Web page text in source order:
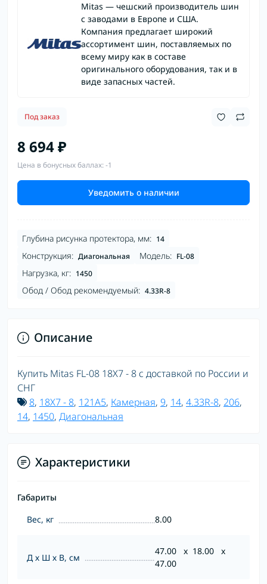
Mitas — чешский производитель шин
с заводами в Европе и США.
Компания предлагает широкий
ассортимент шин, поставляемых по
всему миру как в составе
оригинального оборудования, так и в
виде запасных частей.
Под заказ
8 694 ₽
Цена в бонусных баллах: -1
Уведомить о наличии
Глубина рисунка протектора, мм: 14
Конструкция: Диагональная Модель: FL-08
Нагрузка, кг: 1450
Обод / Обод рекомендуемый: 4.33R-8
Описание
Купить Mitas FL-08 18X7 - 8 с доставкой по России и
СНГ
8, 18X7 - 8, 121A5, Камерная, 9, 14, 4.33R-8, 206,
14, 1450, Диагональная
Характеристики
Габариты
Вес, кг
8.00
Д х Ш х В, см
47.00 x 18.00 x
47.00